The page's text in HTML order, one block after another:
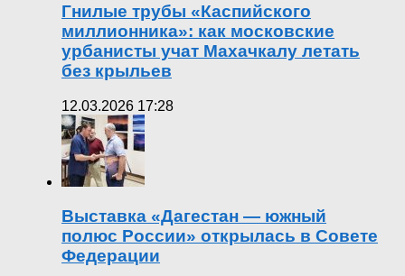
Гнилые трубы «Каспийского
миллионника»: как московские
урбанисты учат Махачкалу летать
без крыльев
12.03.2026 17:28
Выставка «Дагестан — южный
полюс России» открылась в Совете
Федерации